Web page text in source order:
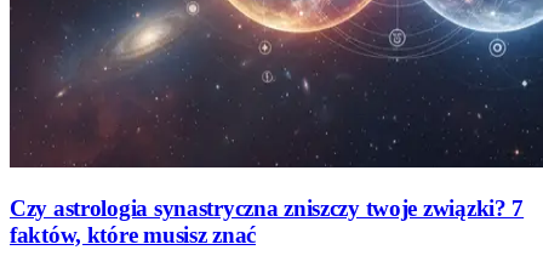
Czy astrologia synastryczna zniszczy twoje związki? 7
faktów, które musisz znać